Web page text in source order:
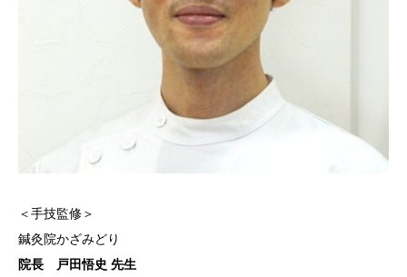
＜手技監修＞
鍼灸院かざみどり
院長 戸田悟史 先生